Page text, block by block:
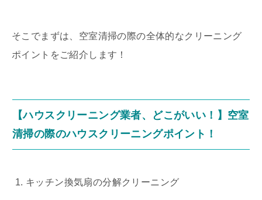
そこでまずは、空室清掃の際の全体的なクリーニング
ポイントをご紹介します！
【ハウスクリーニング業者、どこがいい！】空室
清掃の際のハウスクリーニングポイント！
キッチン換気扇の分解クリーニング